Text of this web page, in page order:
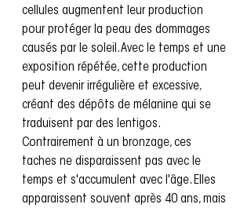
cellules augmentent leur production
pour protéger la peau des dommages
causés par le soleil. Avec le temps et une
exposition répétée, cette production
peut devenir irrégulière et excessive,
créant des dépôts de mélanine qui se
traduisent par des lentigos.
Contrairement à un bronzage, ces
taches ne disparaissent pas avec le
temps et s'accumulent avec l'âge. Elles
apparaissent souvent après 40 ans, mais